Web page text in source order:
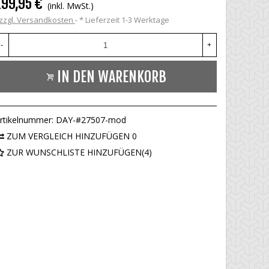
€ (inkl. MwSt.)
Versandkosten * Lieferzeit 1-3 Werktage
- +
IN DEN WARENKORB
DAY-#27507-mod
ZUM VERGLEICH HINZUFÜGEN 0
ZUR WUNSCHLISTE HINZUFÜGEN(4)